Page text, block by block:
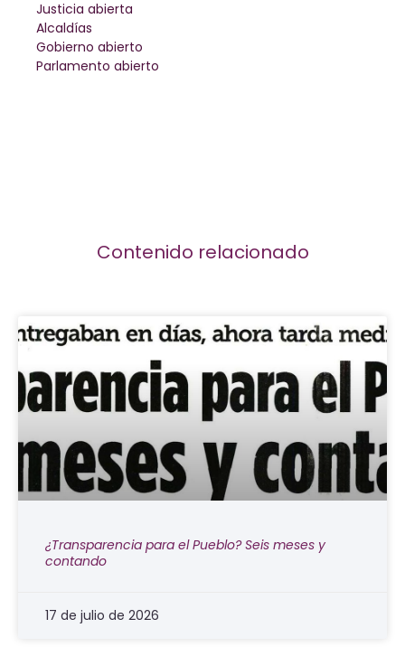
Justicia abierta
Alcaldías
Gobierno abierto
Parlamento abierto
Contenido relacionado
¿Transparencia para el Pueblo? Seis meses y
contando
17 de julio de 2026